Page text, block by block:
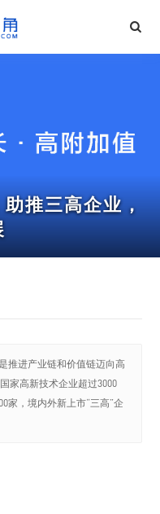
推三高企业，
推进产业链和价值链迈向高
家高新技术企业超过3000
家，境内外新上市“三高”企